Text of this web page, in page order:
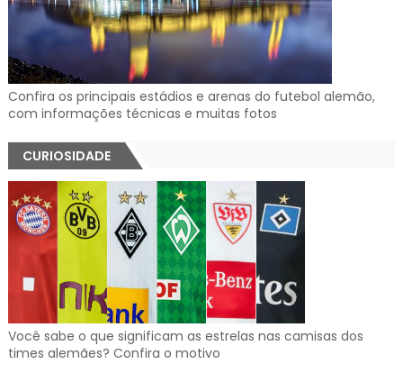
Confira os principais estádios e arenas do futebol alemão,
com informações técnicas e muitas fotos
CURIOSIDADE
Você sabe o que significam as estrelas nas camisas dos
times alemães? Confira o motivo